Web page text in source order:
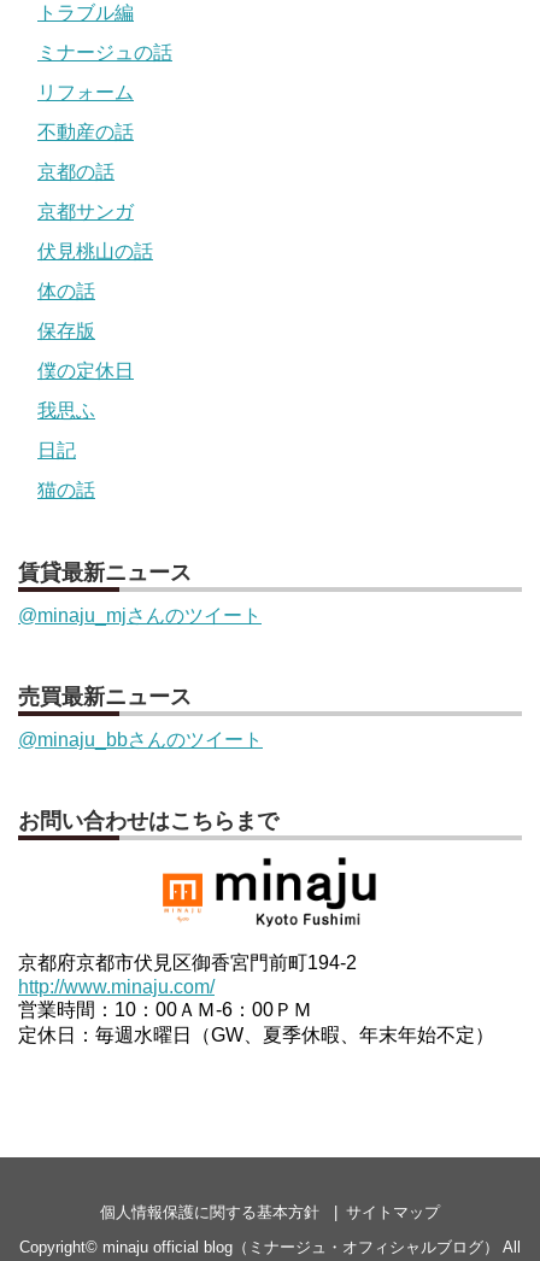
トラブル編
ミナージュの話
リフォーム
不動産の話
京都の話
京都サンガ
伏見桃山の話
体の話
保存版
僕の定休日
我思ふ
日記
猫の話
賃貸最新ニュース
@minaju_mjさんのツイート
売買最新ニュース
@minaju_bbさんのツイート
お問い合わせはこちらまで
京都府京都市伏見区御香宮門前町194-2
http://www.minaju.com/
営業時間：10：00ＡＭ-6：00ＰＭ
定休日：毎週水曜日（GW、夏季休暇、年末年始不定）
個人情報保護に関する基本方針
サイトマップ
Copyright© minaju official blog（ミナージュ・オフィシャルブログ）
All